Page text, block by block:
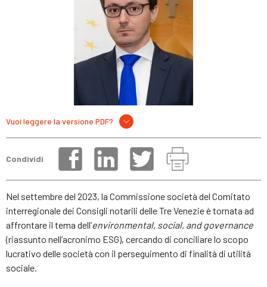
Vuoi leggere la versione PDF?
Condividi
Nel settembre del 2023, la Commissione società del Comitato
interregionale dei Consigli notarili delle Tre Venezie è tornata ad
affrontare il tema dell’environmental, social, and governance
(riassunto nell’acronimo ESG), cercando di conciliare lo scopo
lucrativo delle società con il perseguimento di finalità di utilità
sociale.